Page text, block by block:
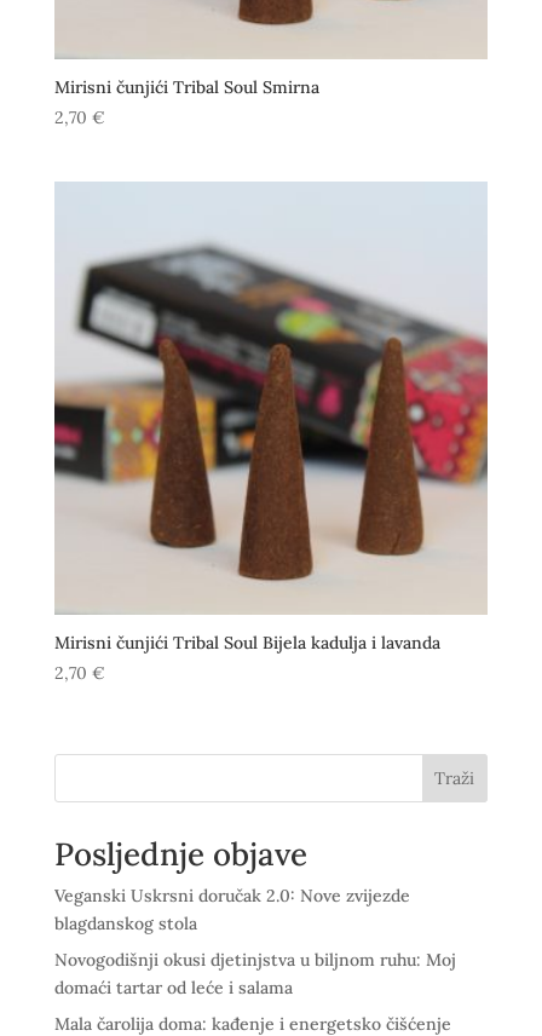
Mirisni čunjići Tribal Soul Smirna
2,70 €
Mirisni čunjići Tribal Soul Bijela kadulja i lavanda
2,70 €
Traži
Posljednje objave
Veganski Uskrsni doručak 2.0: Nove zvijezde
blagdanskog stola
Novogodišnji okusi djetinjstva u biljnom ruhu: Moj
domaći tartar od leće i salama
Mala čarolija doma: kađenje i energetsko čišćenje